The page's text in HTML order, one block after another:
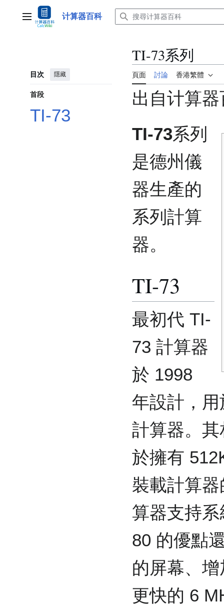
主選單 计算器百科
目次 隱藏
首段
TI-73
TI-73系列
頁面 討論 香港繁體
出自计算
TI-73系列
是德州儀
器生產的
系列計算
器。
TI-73
最初代 TI-
73 計算器
於 1998
年設計，
計算器。
於擁有
裝載計算
算器支持
80 的優點
的屏幕、
更快的 6